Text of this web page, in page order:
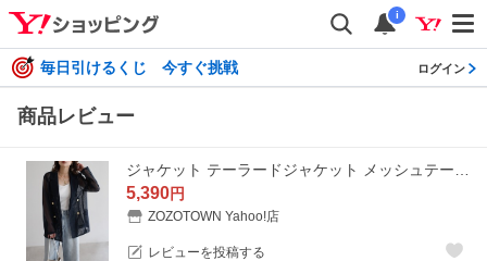
i
毎日引けるくじ 今すぐ挑戦 ログイン
商品レビュー
5,390円
ZOZOTOWN Yahoo!店
レビューを投稿する